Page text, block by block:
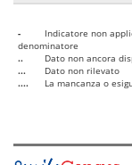
-
Indicatore non
denominatore
..
Dato non ancora
...
Dato non rilevato
....
La mancanza o